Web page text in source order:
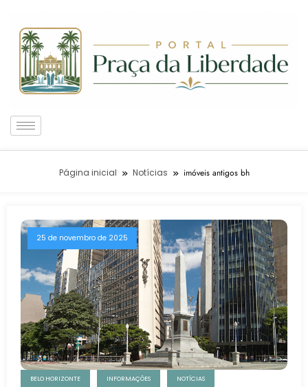
Página inicial Notícias imóveis antigos bh
25 de novembro de 2025
BELO HORIZONTE INFORMAÇÕES NOTÍCIAS